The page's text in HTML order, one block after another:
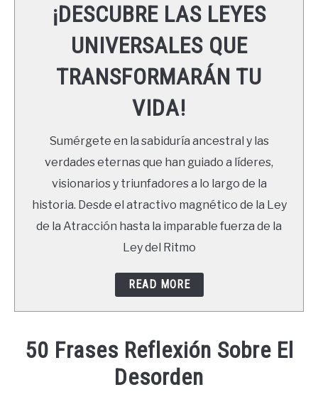
LEYES UNIVERSALES
RECURSOS
NEWSLETTER
¡DESCUBRE LAS LEYES
UNIVERSALES QUE
TRANSFORMARÁN TU
VIDA!
Sumérgete en la sabiduría ancestral y las
verdades eternas que han guiado a líderes,
visionarios y triunfadores a lo largo de la
historia. Desde el atractivo magnético de la Ley
de la Atracción hasta la imparable fuerza de la
Ley del Ritmo
READ MORE
50 Frases Reflexión Sobre El
Desorden